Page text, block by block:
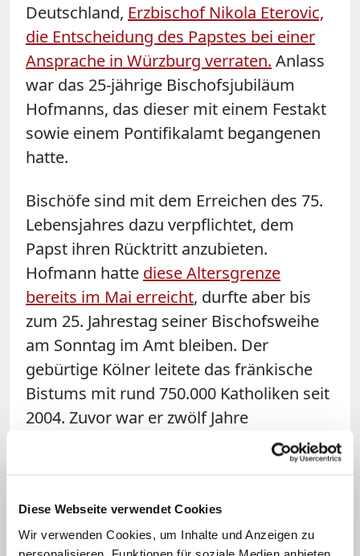
Diese Webseite verwendet Cookies
Wir verwenden Cookies, um Inhalte und Anzeigen zu
personalisieren, Funktionen für soziale Medien anbieten
Deutschland, Erzbischof Nikola Eterovic,
die Entscheidung des Papstes bei einer
Ansprache in Würzburg verraten. Anlass
war das 25-jährige Bischofsjubiläum
Hofmanns, das dieser mit einem Festakt
sowie einem Pontifikalamt begangenen
hatte.
Bischöfe sind mit dem Erreichen des 75.
Lebensjahres dazu verpflichtet, dem
Papst ihren Rücktritt anzubieten.
Hofmann hatte diese Altersgrenze
bereits im Mai erreicht, durfte aber bis
zum 25. Jahrestag seiner Bischofsweihe
am Sonntag im Amt bleiben. Der
gebürtige Kölner leitete das fränkische
Bistums mit rund 750.000 Katholiken seit
2004. Zuvor war er zwölf Jahre
Donnerstag für die kommissarische
Verwaltung des Bistums in der